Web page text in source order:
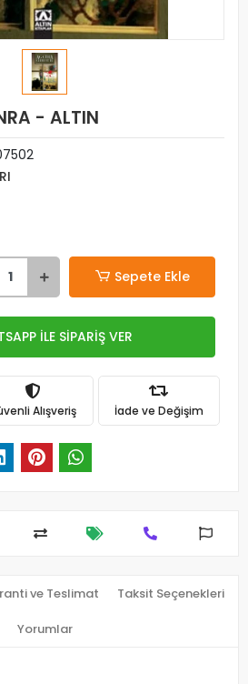
- ALTIN
Sepete Ekle
İLE SİPARİŞ VER
Alışveriş İade ve Değişim
ve Teslimat Taksit Seçenekleri
Yorumlar